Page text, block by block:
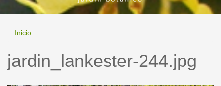
Inicio
jardin_lankester-244.jpg